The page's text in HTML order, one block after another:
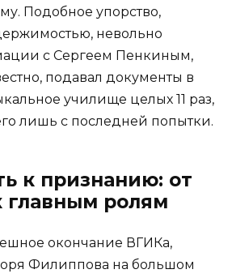
Подобное упорство,
невольно
с Сергеем Пенкиным,
подавал документы в
училище целых 11 раз,
лишь с последней попытки.
к признанию: от
главным ролям
окончание ВГИКа,
Филиппова на большом